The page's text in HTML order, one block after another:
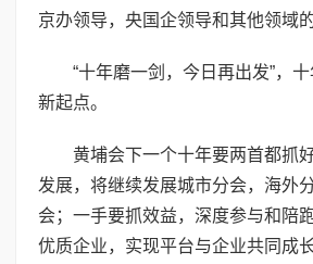
京办领导，央国企领导和其他领域的
“十年磨一剑，今日再出发”，
新起点。
黄埔会下一个十年要两首都抓
发展，将继续发展城市分会，海外
会；一手要抓效益，深度参与和陪
优质企业，实现平台与企业共同成长